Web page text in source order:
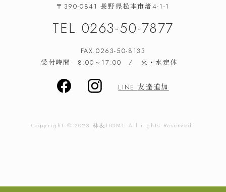
〒390-0841 長野県松本市渚4-1-1
TEL 0263-50-7877
FAX.0263-50-8133
受付時間 8:00～17:00 / 火・水定休
LINE 友達追加
Copyright © 2023 林友HOME All rights Reserved.